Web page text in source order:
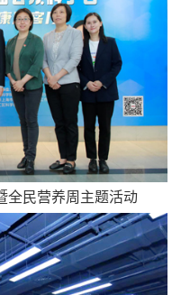
全民营养周主题活动